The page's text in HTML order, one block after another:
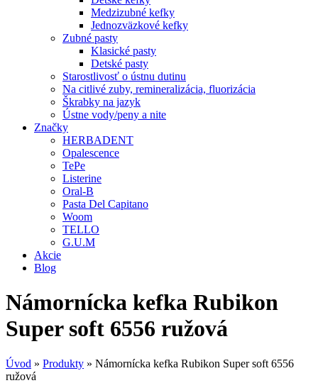
Medzizubné kefky
Jednozväzkové kefky
Zubné pasty
Klasické pasty
Detské pasty
Starostlivosť o ústnu dutinu
Na citlivé zuby, remineralizácia, fluorizácia
Škrabky na jazyk
Ústne vody/peny a nite
Značky
HERBADENT
Opalescence
TePe
Listerine
Oral-B
Pasta Del Capitano
Woom
TELLO
G.U.M
Akcie
Blog
Námornícka kefka Rubikon
Super soft 6556 ružová
Úvod » Produkty » Námornícka kefka Rubikon Super soft 6556
ružová